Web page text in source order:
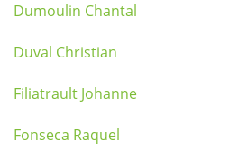
Dumoulin Chantal
Duval Christian
Filiatrault Johanne
Fonseca Raquel